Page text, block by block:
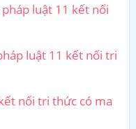
luật 11 kết nối
luật 11 kết nối tri
nối tri thức có ma